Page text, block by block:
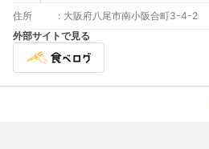
住所 : 大阪府八尾市南小阪合町3-4-2
外部サイトで見る